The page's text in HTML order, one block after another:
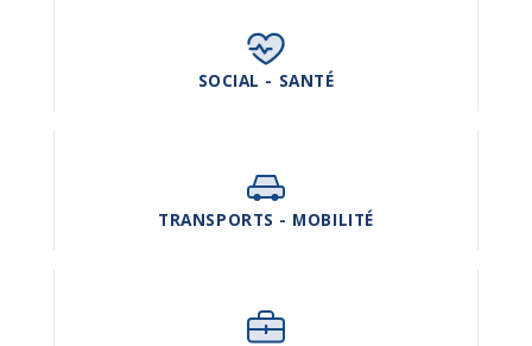
SOCIAL - SANTÉ
TRANSPORTS - MOBILITÉ